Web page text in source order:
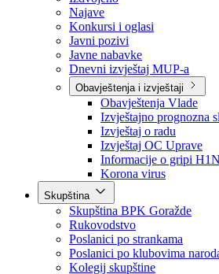
Aktuelno
Sve vijesti
Izdvojeno
Najave
Konkursi i oglasi
Javni pozivi
Javne nabavke
Dnevni izvještaj MUP-a
Obavještenja i izvještaji
Obavještenja Vlade
Izvještajno prognozna
Izvještaj o radu
Izvještaj OC Uprave
Informacije o gripi
Korona virus
Skupština
Skupština BPK Goražde
Rukovodstvo